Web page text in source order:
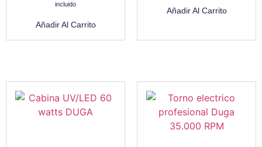
incluido
Añadir Al Carrito
Añadir Al Carrito